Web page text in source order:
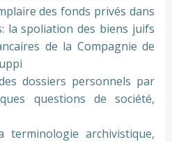
des fonds privés dans
la spoliation des biens juifs
de la Compagnie de
dossiers personnels par
questions de société,
archivistique,